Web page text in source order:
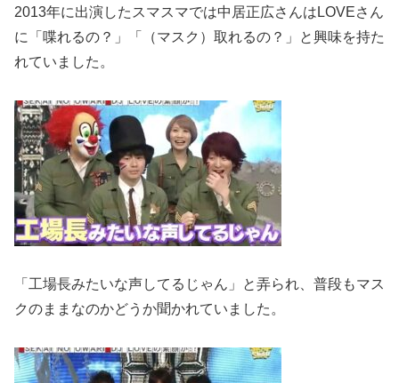
2013年に出演したスマスマでは中居正広さんはLOVEさん
に「喋れるの？」「（マスク）取れるの？」と興味を持た
れていました。
「工場長みたいな声してるじゃん」と弄られ、普段もマス
クのままなのかどうか聞かれていました。